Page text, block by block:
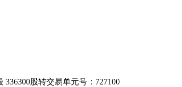
336300股转交易单元号：727100